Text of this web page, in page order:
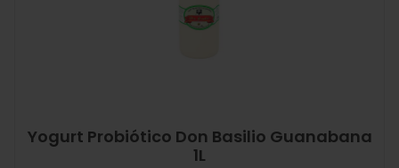
Yogurt Probiótico Don Basilio Guanabana
1L